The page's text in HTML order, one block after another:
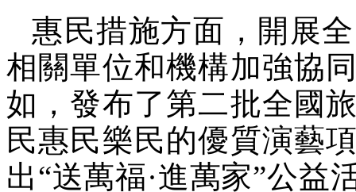
惠民措施方面，開展
相關單位和機構加強協
如，發布了第二批全國
民惠民樂民的優質演藝
出“送萬福·進萬家”公益